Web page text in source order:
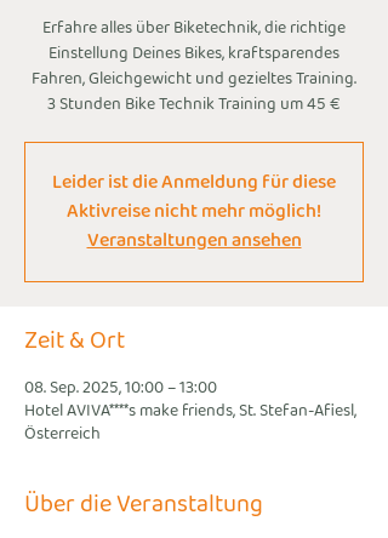
Erfahre alles über Biketechnik, die richtige
Einstellung Deines Bikes, kraftsparendes
Fahren, Gleichgewicht und gezieltes Training.
3 Stunden Bike Technik Training um 45 €
Leider ist die Anmeldung für diese
Aktivreise nicht mehr möglich!
Veranstaltungen ansehen
Zeit & Ort
08. Sep. 2025, 10:00 – 13:00
Hotel AVIVA****s make friends, St. Stefan-Afiesl,
Österreich
Über die Veranstaltung